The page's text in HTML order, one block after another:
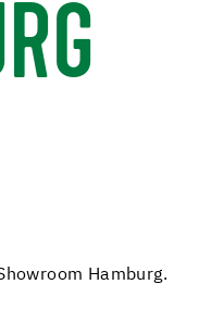
Hamburg.